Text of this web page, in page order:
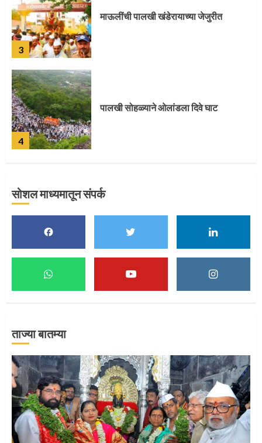
4
पालखी सोहळ्याने ओलांडला दिवे घाट
5
पुणेकरांकडून पालख्यांचे उत्साही स्वागत
मुख्यमंत्र्यांच्या हस्ते विठ्ठलाची महापूजा
माऊलींच्या पादुकांना नीरा स्नान
3
माऊलींची पालखी खंडेरायाच्या जेजुरीत
सोशल माध्यमातून संपर्क
ताज्या बातम्या